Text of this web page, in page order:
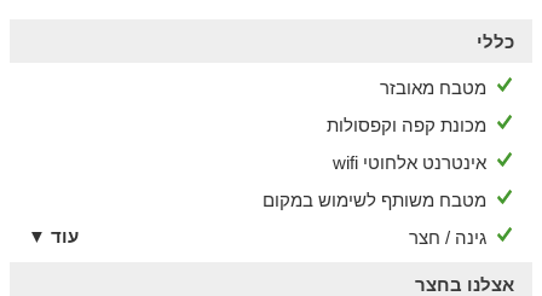
היחידות מתאימות גם לציבור הדתי ושומרי המסורת וכוללות:
בית כנסת במרחק הליכה, פלטת שבת ומיחם למים חמים.
כללי
מטבח מאובזר
מכונת קפה וקפסולות
אינטרנט אלחוטי wifi
מטבח משותף לשימוש במקום
גינה / חצר
עוד ▼
אצלנו בחצר